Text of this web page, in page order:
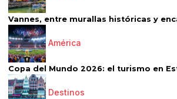
Vannes, entre murallas históricas y
América
Copa del Mundo 2026: el turismo en
Destinos